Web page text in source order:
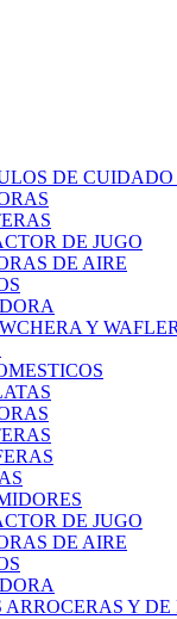
DE CUIDADO
DE JUGO
DE AIRE
Y
DE JUGO
DE AIRE
Y DE